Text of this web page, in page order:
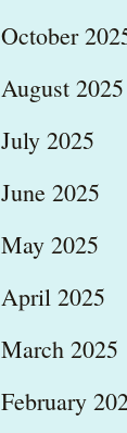
October
August 2025
July 2025
June 2025
May 2025
April 2025
March 2025
February